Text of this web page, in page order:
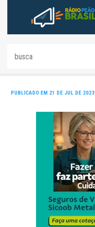
PUBLICADO EM 21 DE JUL DE 2023